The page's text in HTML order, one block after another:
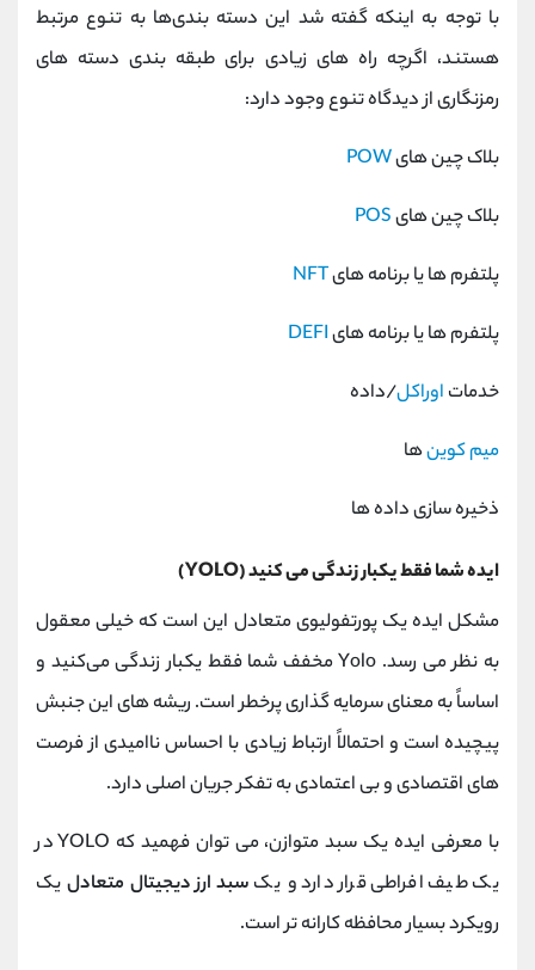
با توجه به اینکه گفته شد این دسته ‌بندی‌ها به تنوع مرتبط
هستند، اگرچه راه‌ های زیادی برای طبقه ‌بندی دسته‌ های
رمزنگاری از دیدگاه تنوع وجود دارد:
بلاک چین هایPOW
بلاک چین هایPOS
پلتفرم ها یا برنامه هایNFT
پلتفرم ها یا برنامه هایDEFI
خدمات اوراکل/داده
میم کوینها
ذخیره سازی داده ها
ایده شما فقط یکبار زندگی می کنید (YOLO)
مشکل ایده یک پورتفولیوی متعادل این است که خیلی معقول
به نظر می رسد. Yolo مخفف شما فقط یکبار زندگی می‌کنید و
اساساً به معنای سرمایه ‌گذاری پرخطر است. ریشه ‌های این جنبش
پیچیده است و احتمالاً ارتباط زیادی با احساس ناامیدی از فرصت‌
های اقتصادی و بی ‌اعتمادی به تفکر جریان اصلی دارد.
با معرفی ایده یک سبد متوازن، می توان فهمید که YOLO در
یک طیف افراطی قرار دارد و یک سبد ارز دیجیتال متعادلیک
رویکرد بسیار محافظه کارانه تر است.